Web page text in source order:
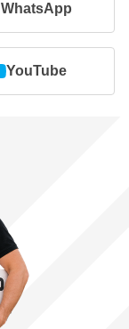
WhatsApp
YouTube